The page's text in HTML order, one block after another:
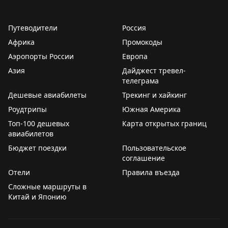
времени вылета ожидается
🟡U6174 Хабаровск – Екатеринбург – Санкт-
Петербург. Ожидаемое время отправления – 13.20
Информация актуальна на момент публикации
Следите за обновлениями на нашемонлайн-табло
Погода
🌧Сегодня в Хабаровске до 27°C, осадки
Закат в 20.59
🔗 Остаемся с вами на связи на всех ресурсах.
Подписывайтесь на наш канал в MAX
Путеводители
Россия
Африка
Промокоды
Аэропорты России
Европа
Азия
Дайджест тревел-
телеграма
Дешевые авиабилеты
Трекинг и хайкинг
Роудтрипы
Южная Америка
Топ-100 дешевых
авиабилетов
Карта открытых границ
Бюджет поездки
Пользовательское
соглашение
Отели
Правила въезда
Сложные маршруты в
Китай и Японию